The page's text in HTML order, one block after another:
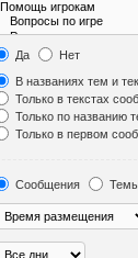
Да
Нет
В названиях тем и
Только в текстах
Только по названию
Только в первом
Сообщения